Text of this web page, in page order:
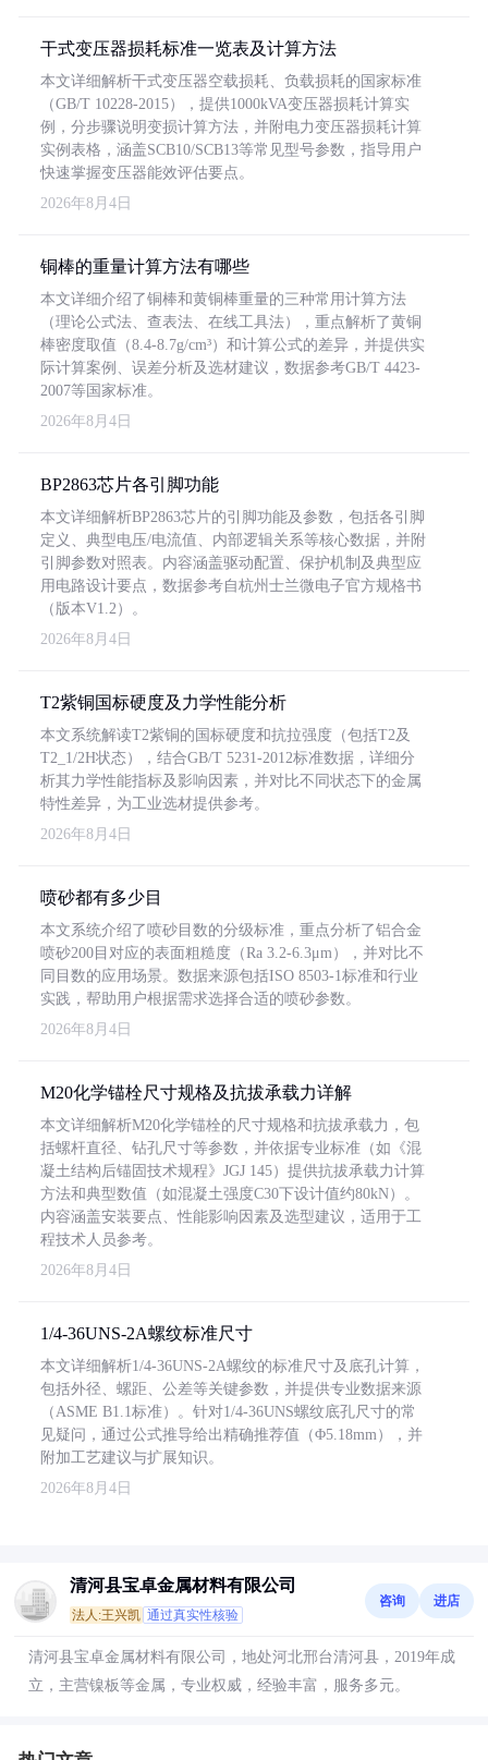
干式变压器损耗标准一览表及计算方法
本文详细解析干式变压器空载损耗、负载损耗的国家标准
（GB/T 10228-2015），提供1000kVA变压器损耗计算实
例，分步骤说明变损计算方法，并附电力变压器损耗计算
实例表格，涵盖SCB10/SCB13等常见型号参数，指导用户
快速掌握变压器能效评估要点。
2026年8月4日
铜棒的重量计算方法有哪些
本文详细介绍了铜棒和黄铜棒重量的三种常用计算方法
（理论公式法、查表法、在线工具法），重点解析了黄铜
棒密度取值（8.4-8.7g/cm³）和计算公式的差异，并提供实
际计算案例、误差分析及选材建议，数据参考GB/T 4423-
2007等国家标准。
2026年8月4日
BP2863芯片各引脚功能
本文详细解析BP2863芯片的引脚功能及参数，包括各引脚
定义、典型电压/电流值、内部逻辑关系等核心数据，并附
引脚参数对照表。内容涵盖驱动配置、保护机制及典型应
用电路设计要点，数据参考自杭州士兰微电子官方规格书
（版本V1.2）。
2026年8月4日
T2紫铜国标硬度及力学性能分析
本文系统解读T2紫铜的国标硬度和抗拉强度（包括T2及
T2_1/2H状态），结合GB/T 5231-2012标准数据，详细分
析其力学性能指标及影响因素，并对比不同状态下的金属
特性差异，为工业选材提供参考。
2026年8月4日
喷砂都有多少目
本文系统介绍了喷砂目数的分级标准，重点分析了铝合金
喷砂200目对应的表面粗糙度（Ra 3.2-6.3μm），并对比不
同目数的应用场景。数据来源包括ISO 8503-1标准和行业
实践，帮助用户根据需求选择合适的喷砂参数。
2026年8月4日
M20化学锚栓尺寸规格及抗拔承载力详解
本文详细解析M20化学锚栓的尺寸规格和抗拔承载力，包
括螺杆直径、钻孔尺寸等参数，并依据专业标准（如《混
凝土结构后锚固技术规程》JGJ 145）提供抗拔承载力计算
方法和典型数值（如混凝土强度C30下设计值约80kN）。
内容涵盖安装要点、性能影响因素及选型建议，适用于工
程技术人员参考。
2026年8月4日
1/4-36UNS-2A螺纹标准尺寸
本文详细解析1/4-36UNS-2A螺纹的标准尺寸及底孔计算，
包括外径、螺距、公差等关键参数，并提供专业数据来源
（ASME B1.1标准）。针对1/4-36UNS螺纹底孔尺寸的常
见疑问，通过公式推导给出精确推荐值（Φ5.18mm），并
附加工艺建议与扩展知识。
2026年8月4日
清河县宝卓金属材料有限公司
法人:王兴凯 通过真实性核验
咨询 进店
清河县宝卓金属材料有限公司，地处河北邢台清河县，2019年成
立，主营镍板等金属，专业权威，经验丰富，服务多元。